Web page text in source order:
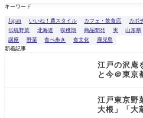
を
索
キーワード
Japan いいね！農スタイル カフェ・飲食店 カボ
伝統野菜
北海道 収穫期 商品開発 実 山形県
講座
野菜 食べ歩き 食文化
鹿児島
新着記事
江戸の沢庵
と今＠東京
江戸東京野
大根」「大